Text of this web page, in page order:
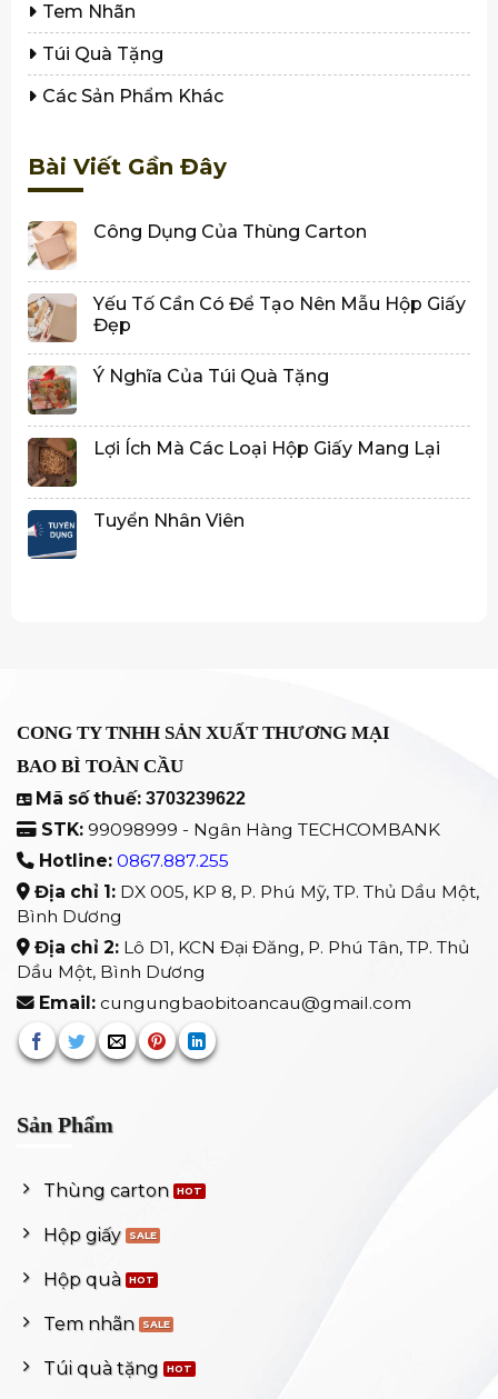
Tem Nhãn
Túi Quà Tặng
Các Sản Phẩm Khác
Bài Viết Gần Đây
Công Dụng Của Thùng Carton
Yếu Tố Cần Có Để Tạo Nên Mẫu Hộp Giấy
Đẹp
Ý Nghĩa Của Túi Quà Tặng
Lợi Ích Mà Các Loại Hộp Giấy Mang Lại
Tuyển Nhân Viên
CÔNG TY TNHH SẢN XUẤT THƯƠNG MẠI
BAO BÌ TOÀN CẦU
Mã số thuế: 3703239622
STK: 99098999 - Ngân Hàng TECHCOMBANK
Hotline: 0867.887.255
Địa chỉ 1: DX 005, KP 8, P. Phú Mỹ, TP. Thủ Dầu Một,
Bình Dương
Địa chỉ 2: Lô D1, KCN Đại Đăng, P. Phú Tân, TP. Thủ
Dầu Một, Bình Dương
Email: cungungbaobitoancau@gmail.com
Sản Phẩm
Thùng carton
Hộp giấy
Hộp quà
Tem nhãn
Túi quà tặng